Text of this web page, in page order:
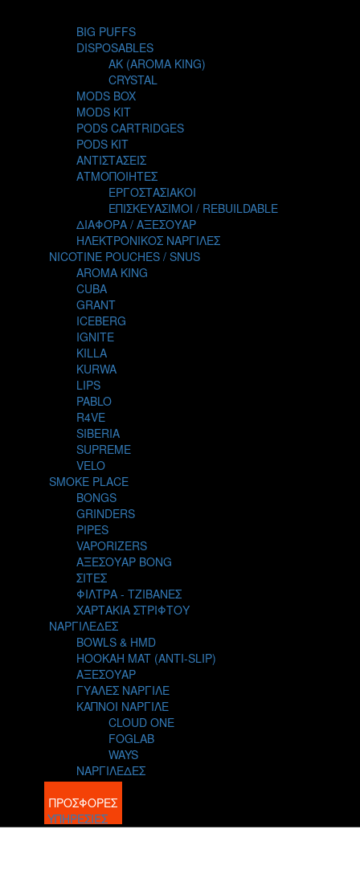
NUBO
OMERTA LIQUIDS
OPMH PROJECT
S-ELF JUICE
SADBOY
SCANDAL
SECRET FOREST
STEAM CITY LIQUIDS
STEAM TRAIN
STEAMPUNK
TALES
TATTOO
THE ALCHEMIST
THE SMOKER'S CLUB
TIKI MAHU
TWIST
VGOD
WILD ZOO
YETI
BIG PUFFS
DISPOSABLES
AK (AROMA KING)
CRYSTAL
MODS BOX
MODS KIT
PODS CARTRIDGES
PODS KIT
ΑΝΤΙΣΤΑΣΕΙΣ
ΑΤΜΟΠΟΙΗΤΕΣ
ΕΡΓΟΣΤΑΣΙΑΚΟΙ
ΕΠΙΣΚΕΥΑΣΙΜΟΙ / REBUILDABLE
ΔΙΑΦΟΡΑ / ΑΞΕΣΟΥΑΡ
ΗΛΕΚΤΡΟΝΙΚΟΣ ΝΑΡΓΙΛΕΣ
NICOTINE POUCHES / SNUS
AROMA KING
CUBA
GRANT
ICEBERG
IGNITE
KILLA
KURWA
LIPS
PABLO
R4VE
SIBERIA
SUPREME
VELO
SMOKE PLACE
BONGS
GRINDERS
PIPES
VAPORIZERS
ΑΞΕΣΟΥΑΡ BONG
ΣΙΤΕΣ
ΦΙΛΤΡΑ - ΤΖΙΒΑΝΕΣ
ΧΑΡΤΑΚΙΑ ΣΤΡΙΦΤΟΥ
ΝΑΡΓΙΛΕΔΕΣ
BOWLS & HMD
HOOKAH MAT (ANTI-SLIP)
ΑΞΕΣΟΥΑΡ
ΓΥΑΛΕΣ ΝΑΡΓΙΛΕ
ΚΑΠΝΟΙ ΝΑΡΓΙΛΕ
CLOUD ONE
FOGLAB
WAYS
ΝΑΡΓΙΛΕΔΕΣ
BLOG
ΠΡΟΣΦΟΡΕΣ
ΥΠΗΡΕΣΙΕΣ